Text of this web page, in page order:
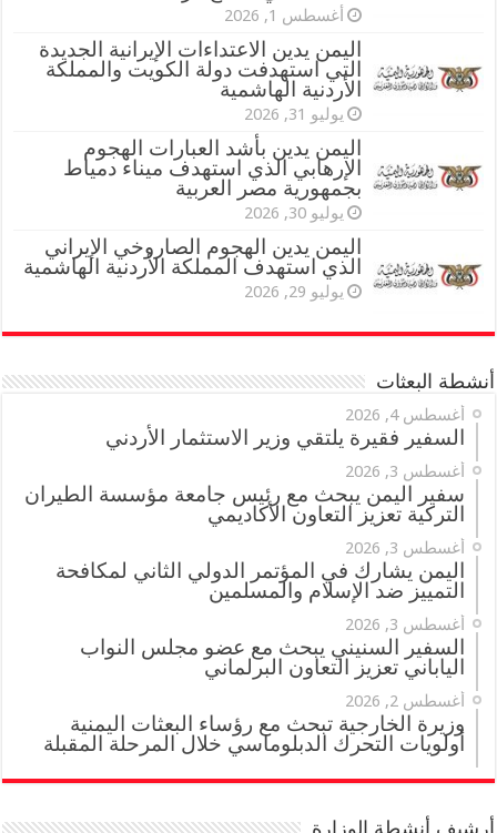
أغسطس 1, 2026
اليمن يدين الاعتداءات الإيرانية الجديدة
التي استهدفت دولة الكويت والمملكة
الأردنية الهاشمية
يوليو 31, 2026
اليمن يدين بأشد العبارات الهجوم
الإرهابي الذي استهدف ميناء دمياط
بجمهورية مصر العربية
يوليو 30, 2026
اليمن يدين الهجوم الصاروخي الإيراني
الذي استهدف المملكة الأردنية الهاشمية
يوليو 29, 2026
أنشطة البعثات
أغسطس 4, 2026
السفير فقيرة يلتقي وزير الاستثمار الأردني
أغسطس 3, 2026
سفير اليمن يبحث مع رئيس جامعة مؤسسة الطيران
التركية تعزيز التعاون الأكاديمي
أغسطس 3, 2026
اليمن يشارك في المؤتمر الدولي الثاني لمكافحة
التمييز ضد الإسلام والمسلمين
أغسطس 3, 2026
السفير السنيني يبحث مع عضو مجلس النواب
الياباني تعزيز التعاون البرلماني
أغسطس 2, 2026
وزيرة الخارجية تبحث مع رؤساء البعثات اليمنية
أولويات التحرك الدبلوماسي خلال المرحلة المقبلة
أرشيف أنشطة الوزارة